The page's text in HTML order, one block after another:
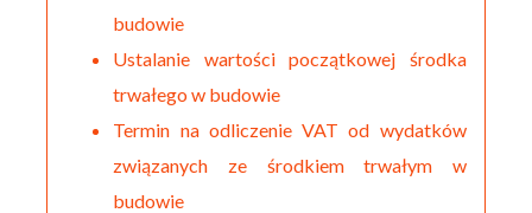
budowie
Ustalanie wartości początkowej środka
trwałego w budowie
Termin na odliczenie VAT od wydatków
związanych ze środkiem trwałym w
budowie